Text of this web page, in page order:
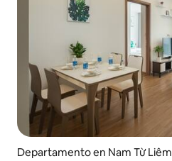
Departamento en Nam Từ Liêm